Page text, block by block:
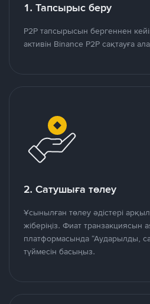
1. Тапсырыс беру
P2P тапсырысын бергеннен
активін Binance P2P сақтауға
2. Сатушыға төлеу
Ұсынылған төлеу әдістері
жіберіңіз. Фиат транзакциясын
платформасында “Аударылды,
түймесін басыңыз.